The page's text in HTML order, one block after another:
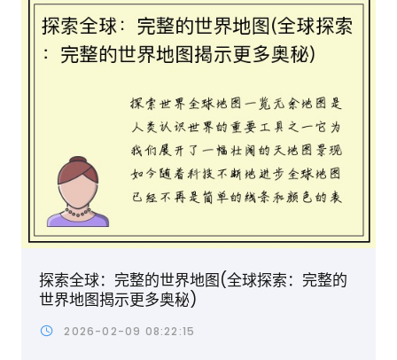
探索全球：完整的世界地图(全球探索：完整的
世界地图揭示更多奥秘)
2026-02-09 08:22:15